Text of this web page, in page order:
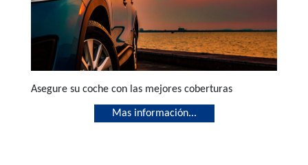
Asegure su coche con las mejores coberturas
Mas información...